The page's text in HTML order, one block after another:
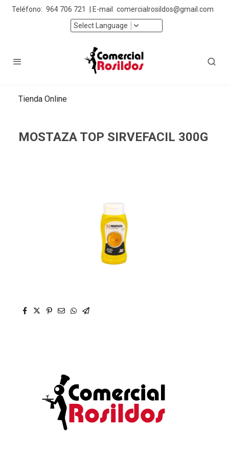
Teléfono: 964 706 721 | E-mail
comercialrosildos@gmail.com
Select Language
Tienda Online
MOSTAZA TOP SIRVEFACIL 300G